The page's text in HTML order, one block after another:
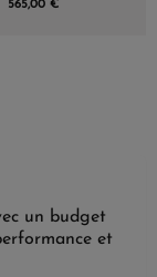
565,00 €
un budget
et